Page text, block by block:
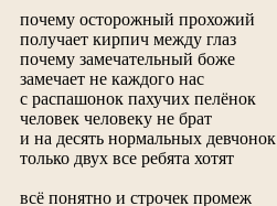
почему осторожный прохожий
получает кирпич между глаз
почему замечательный боже
замечает не каждого нас
с распашонок пахучих пелёнок
человек человеку не брат
и на десять нормальных девчонок
только двух все ребята хотят
всё понятно и строчек промеж